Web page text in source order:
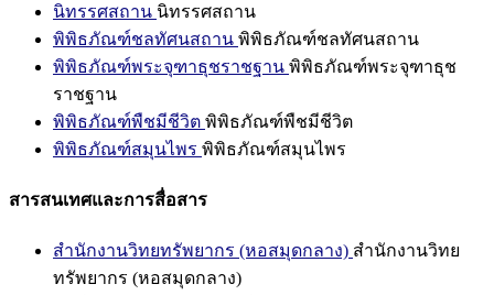
นิทรรศสถาน นิทรรศสถาน
พิพิธภัณฑ์ชลทัศนสถาน พิพิธภัณฑ์ชลทัศนสถาน
พิพิธภัณฑ์พระจุฑาธุชราชฐาน พิพิธภัณฑ์พระจุฑาธุช
ราชฐาน
พิพิธภัณฑ์พืชมีชีวิต พิพิธภัณฑ์พืชมีชีวิต
พิพิธภัณฑ์สมุนไพร พิพิธภัณฑ์สมุนไพร
สารสนเทศและการสื่อสาร
สำนักงานวิทยทรัพยากร (หอสมุดกลาง) สำนักงานวิทย
ทรัพยากร (หอสมุดกลาง)